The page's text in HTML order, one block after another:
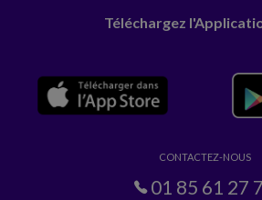
Téléchargez
CONTACTEZ-NOUS
01 85 61 27